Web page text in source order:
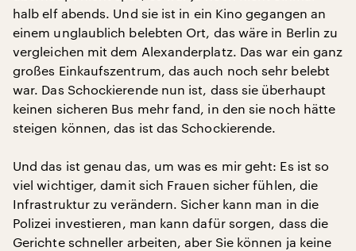
halb elf abends. Und sie ist in ein Kino gegangen an
einem unglaublich belebten Ort, das wäre in Berlin zu
vergleichen mit dem Alexanderplatz. Das war ein ganz
großes Einkaufszentrum, das auch noch sehr belebt
war. Das Schockierende nun ist, dass sie überhaupt
keinen sicheren Bus mehr fand, in den sie noch hätte
steigen können, das ist das Schockierende.
Und das ist genau das, um was es mir geht: Es ist so
viel wichtiger, damit sich Frauen sicher fühlen, die
Infrastruktur zu verändern. Sicher kann man in die
Polizei investieren, man kann dafür sorgen, dass die
Gerichte schneller arbeiten, aber Sie können ja keine